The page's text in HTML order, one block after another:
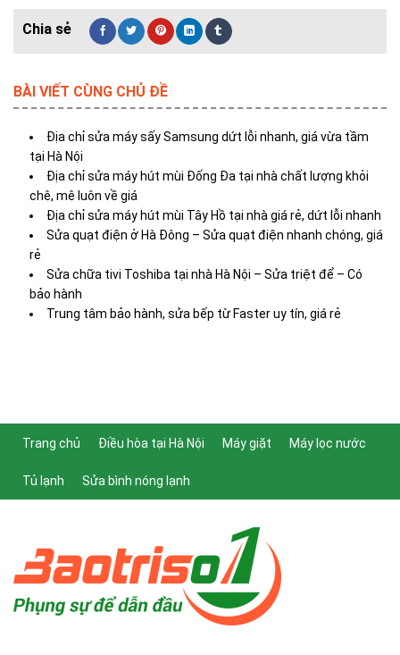
BÀI VIẾT CÙNG CHỦ ĐỀ
Địa chỉ sửa máy sấy Samsung dứt lỗi nhanh, giá vừa tầm
tại Hà Nội
Địa chỉ sửa máy hút mùi Đống Đa tại nhà chất lượng khỏi
chê, mê luôn về giá
Địa chỉ sửa máy hút mùi Tây Hồ tại nhà giá rẻ, dứt lỗi nhanh
Sửa quạt điện ở Hà Đông – Sửa quạt điện nhanh chóng, giá
rẻ
Sửa chữa tivi Toshiba tại nhà Hà Nội – Sửa triệt để – Có
bảo hành
Trung tâm bảo hành, sửa bếp từ Faster uy tín, giá rẻ
Trang chủ Điều hòa tại Hà Nội Máy giặt Máy lọc nước
Tủ lạnh Sửa bình nóng lạnh